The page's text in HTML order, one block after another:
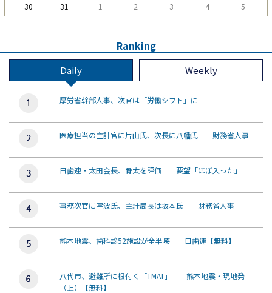
30
31 1 2 3 4 5
Ranking
Daily Weekly
厚労省幹部人事、次官は「労働シフト」に
医療担当の主計官に片山氏、次長に八幡氏 財務省人事
日歯連・太田会長、骨太を評価 要望「ほぼ入った」
事務次官に宇波氏、主計局長は坂本氏 財務省人事
熊本地震、歯科診52施設が全半壊 日歯連【無料】
八代市、避難所に根付く「TMAT」 熊本地震・現地発
（上）【無料】